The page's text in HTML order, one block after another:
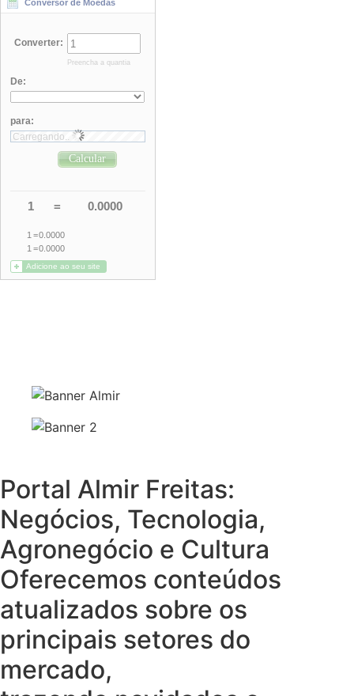
Portal Almir Freitas:
Negócios, Tecnologia,
Agronegócio e Cultura
Oferecemos conteúdos
atualizados sobre os
principais setores do
mercado,